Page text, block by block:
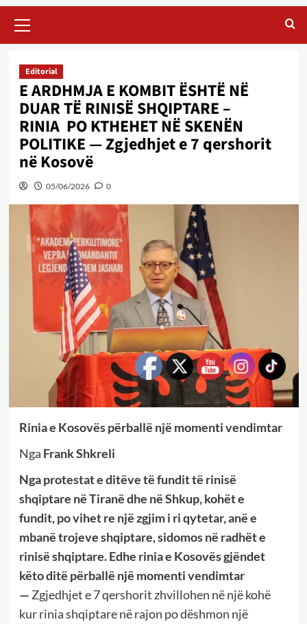
Menu
Editorial
E ARDHMJA E KOMBIT ËSHTË NË
DUAR TË RINISË SHQIPTARE –
RINIA PO KTHEHET NË SKENËN
POLITIKE — Zgjedhjet e 7 qershorit
në Kosovë
05/06/2026 0
Rinia e Kosovës përballë një momenti vendimtar
Nga Frank Shkreli
Nga protestat e ditëve të fundit të rinisë
shqiptare në Tiranë dhe në Shkup, kohët e
fundit, po vihet re një zgjim i ri qytetar, anë e
mbanë trojeve shqiptare, sidomos në radhët e
rinisë shqiptare. Edhe rinia e Kosovës gjëndet
këto ditë përballë një momenti vendimtar
— Zgjedhjet e 7 qershorit zhvillohen në një kohë
kur rinia shqiptare në rajon po dëshmon një